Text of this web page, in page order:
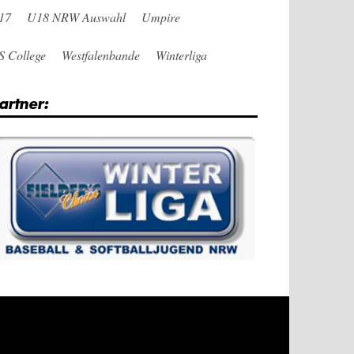
U18 NRW Auswahl Umpire
College Westfalenbande Winterliga